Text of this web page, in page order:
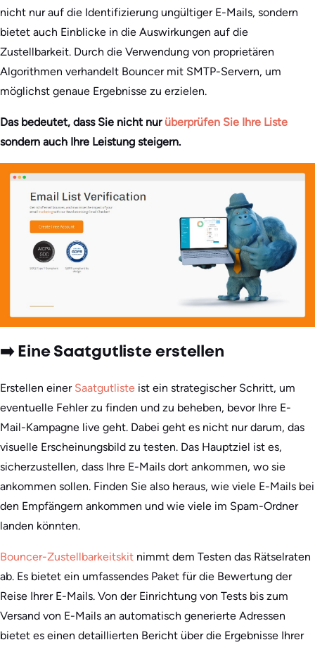
nicht nur auf die Identifizierung ungültiger E-Mails, sondern
bietet auch Einblicke in die Auswirkungen auf die
Zustellbarkeit. Durch die Verwendung von proprietären
Algorithmen verhandelt Bouncer mit SMTP-Servern, um
möglichst genaue Ergebnisse zu erzielen.
Das bedeutet, dass Sie nicht nurüberprüfen Sie Ihre Liste
sondern auch Ihre Leistung steigern.
➡️ Eine Saatgutliste erstellen
Erstellen einer Saatgutliste ist ein strategischer Schritt, um
eventuelle Fehler zu finden und zu beheben, bevor Ihre E-
Mail-Kampagne live geht. Dabei geht es nicht nur darum, das
visuelle Erscheinungsbild zu testen. Das Hauptziel ist es,
sicherzustellen, dass Ihre E-Mails dort ankommen, wo sie
ankommen sollen. Finden Sie also heraus, wie viele E-Mails bei
den Empfängern ankommen und wie viele im Spam-Ordner
landen könnten.
Bouncer-Zustellbarkeitskit nimmt dem Testen das Rätselraten
ab. Es bietet ein umfassendes Paket für die Bewertung der
Reise Ihrer E-Mails. Von der Einrichtung von Tests bis zum
Versand von E-Mails an automatisch generierte Adressen
bietet es einen detaillierten Bericht über die Ergebnisse Ihrer